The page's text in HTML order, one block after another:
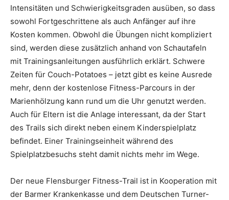
Intensitäten und Schwierigkeitsgraden ausüben, so dass
sowohl Fortgeschrittene als auch Anfänger auf ihre
Kosten kommen. Obwohl die Übungen nicht kompliziert
sind, werden diese zusätzlich anhand von Schautafeln
mit Trainingsanleitungen ausführlich erklärt. Schwere
Zeiten für Couch-Potatoes – jetzt gibt es keine Ausrede
mehr, denn der kostenlose Fitness-Parcours in der
Marienhölzung kann rund um die Uhr genutzt werden.
Auch für Eltern ist die Anlage interessant, da der Start
des Trails sich direkt neben einem Kinderspielplatz
befindet. Einer Trainingseinheit während des
Spielplatzbesuchs steht damit nichts mehr im Wege.
Der neue Flensburger Fitness-Trail ist in Kooperation mit
der Barmer Krankenkasse und dem Deutschen Turner-